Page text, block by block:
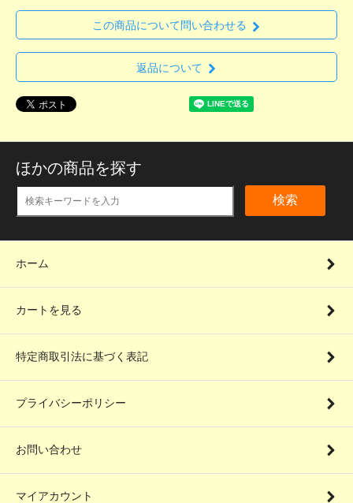
この商品について問い合わせる
返品について
ほかの商品を探す
検索
ホーム
カートを見る
特定商取引法に基づく表記
プライバシーポリシー
お問い合わせ
マイアカウント